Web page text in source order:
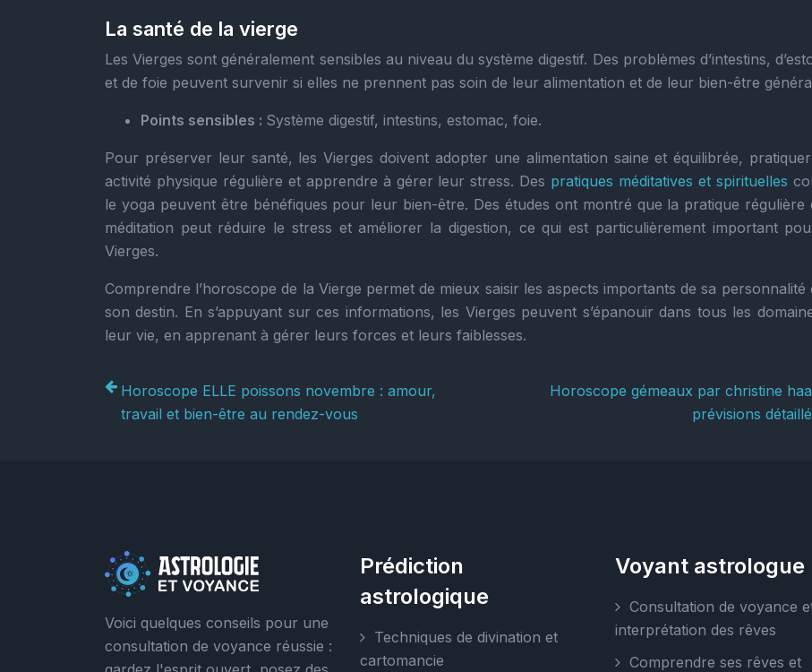
La santé de la vierge
Les Vierges sont généralement sensibles au niveau du système digestif. Des problèmes d’intestins,
et de foie peuvent survenir si elles ne prennent pas soin de leur alimentation et de leur bien-être
Points sensibles : Système digestif, intestins, estomac, foie.
Pour préserver leur santé, les Vierges doivent adopter une alimentation saine et équilibrée,
activité physique régulière et apprendre à gérer leur stress. Des pratiques méditatives et spirituelles
le yoga peuvent être bénéfiques pour leur bien-être. Des études ont montré que la pratique régulière
méditation peut réduire le stress et améliorer la digestion, ce qui est particulièrement important
Vierges.
Comprendre l’horoscope de la Vierge permet de mieux saisir les aspects importants de sa personnalité
son destin. En s’appuyant sur ces informations, les Vierges peuvent s’épanouir dans tous les
leur vie, en apprenant à gérer leurs forces et leurs faiblesses.
Horoscope ELLE poissons novembre : amour,
travail et bien-être au rendez-vous
Horoscope gémeaux par christine
prévisions
Voici quelques conseils pour une
consultation de voyance réussie :
Prédiction
astrologique
Techniques de divination et
cartomancie
Voyant astrologue
Consultation de voyance
interprétation des rêves
Comprendre ses rêves et